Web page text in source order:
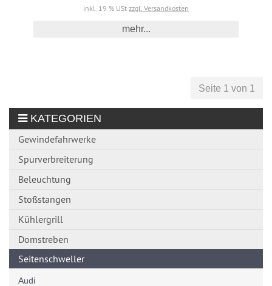
inkl. 19 % USt zzgl. Versandkosten
mehr...
Seite 1 von 1
KATEGORIEN
Gewindefahrwerke
Spurverbreiterung
Beleuchtung
Stoßstangen
Kühlergrill
Domstreben
Seitenschweller
Audi